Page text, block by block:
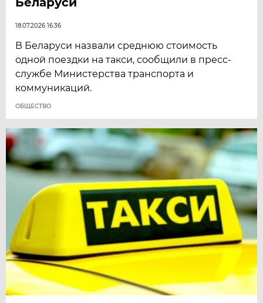
18.07.2026 16:36
В Беларуси назвали среднюю стоимость
одной поездки на такси, сообщили в пресс-
службе Министерства транспорта и
коммуникаций.
ОБЩЕСТВО